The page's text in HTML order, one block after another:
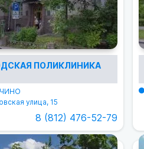
ПОЛИКЛИНИКА
улица, 15
8 (812) 476-52-79